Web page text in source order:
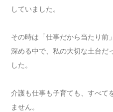
していました。
その時は「仕事だから当たり前
深める中で、私の大切な土台だ
した。
介護も仕事も子育ても、すべて
ません。